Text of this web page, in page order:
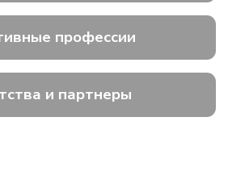
профессии
и партнеры